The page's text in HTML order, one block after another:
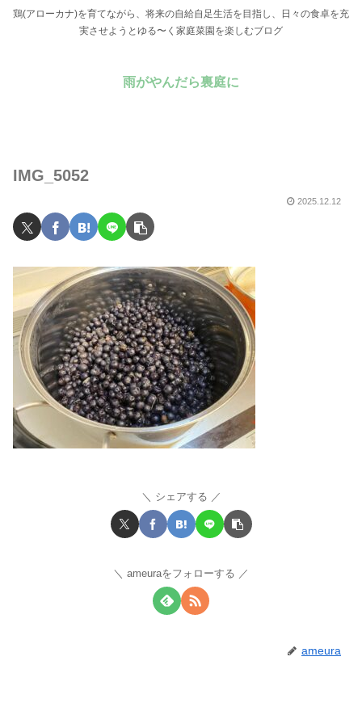
鶏(アローカナ)を育てながら、将来の自給自足生活を目指し、日々の食卓を充
実させようとゆる〜く家庭菜園を楽しむブログ
雨がやんだら裏庭に
IMG_5052
2025.12.12
シェアする
ameuraをフォローする
ameura